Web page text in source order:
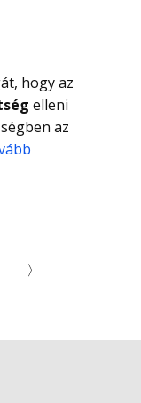
hogy az
ég elleni
az
〉